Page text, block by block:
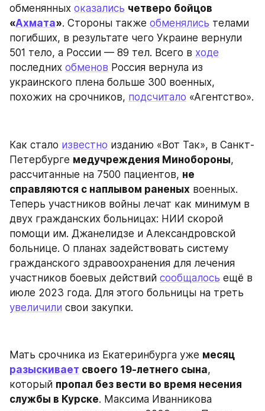
обменянных оказались четверо бойцов
«Ахмата». Стороны также обменялись телами
погибших, в результате чего Украине вернули
501 тело, а России — 89 тел. Всего в ходе
последних обменов Россия вернула из
украинского плена больше 300 военных,
похожих на срочников, подсчитало «Агентство».
Как стало известно изданию «Вот Так», в Санкт-
Петербурге медучреждения Минобороны,
рассчитанные на 7500 пациентов, не
справляются с наплывом раненых военных.
Теперь участников войны лечат как минимум в
двух гражданских больницах: НИИ скорой
помощи им. Джанелидзе и Александровской
больнице. О планах задействовать систему
гражданского здравоохранения для лечения
участников боевых действий сообщалось ещё в
увеличили свои закупки.
Мать срочника из Екатеринбурга уже
разыскивает своего 19-летнего сына,
который пропал без вести во время несения
службы в Курске. Максима Иванникова